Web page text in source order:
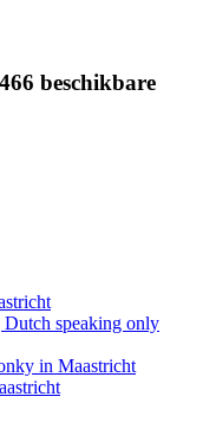
beschikbare
Dutch speaking only
in Maastricht